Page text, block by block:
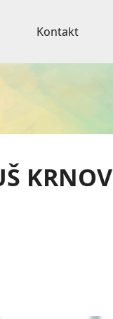
Kontakt
KRNOV